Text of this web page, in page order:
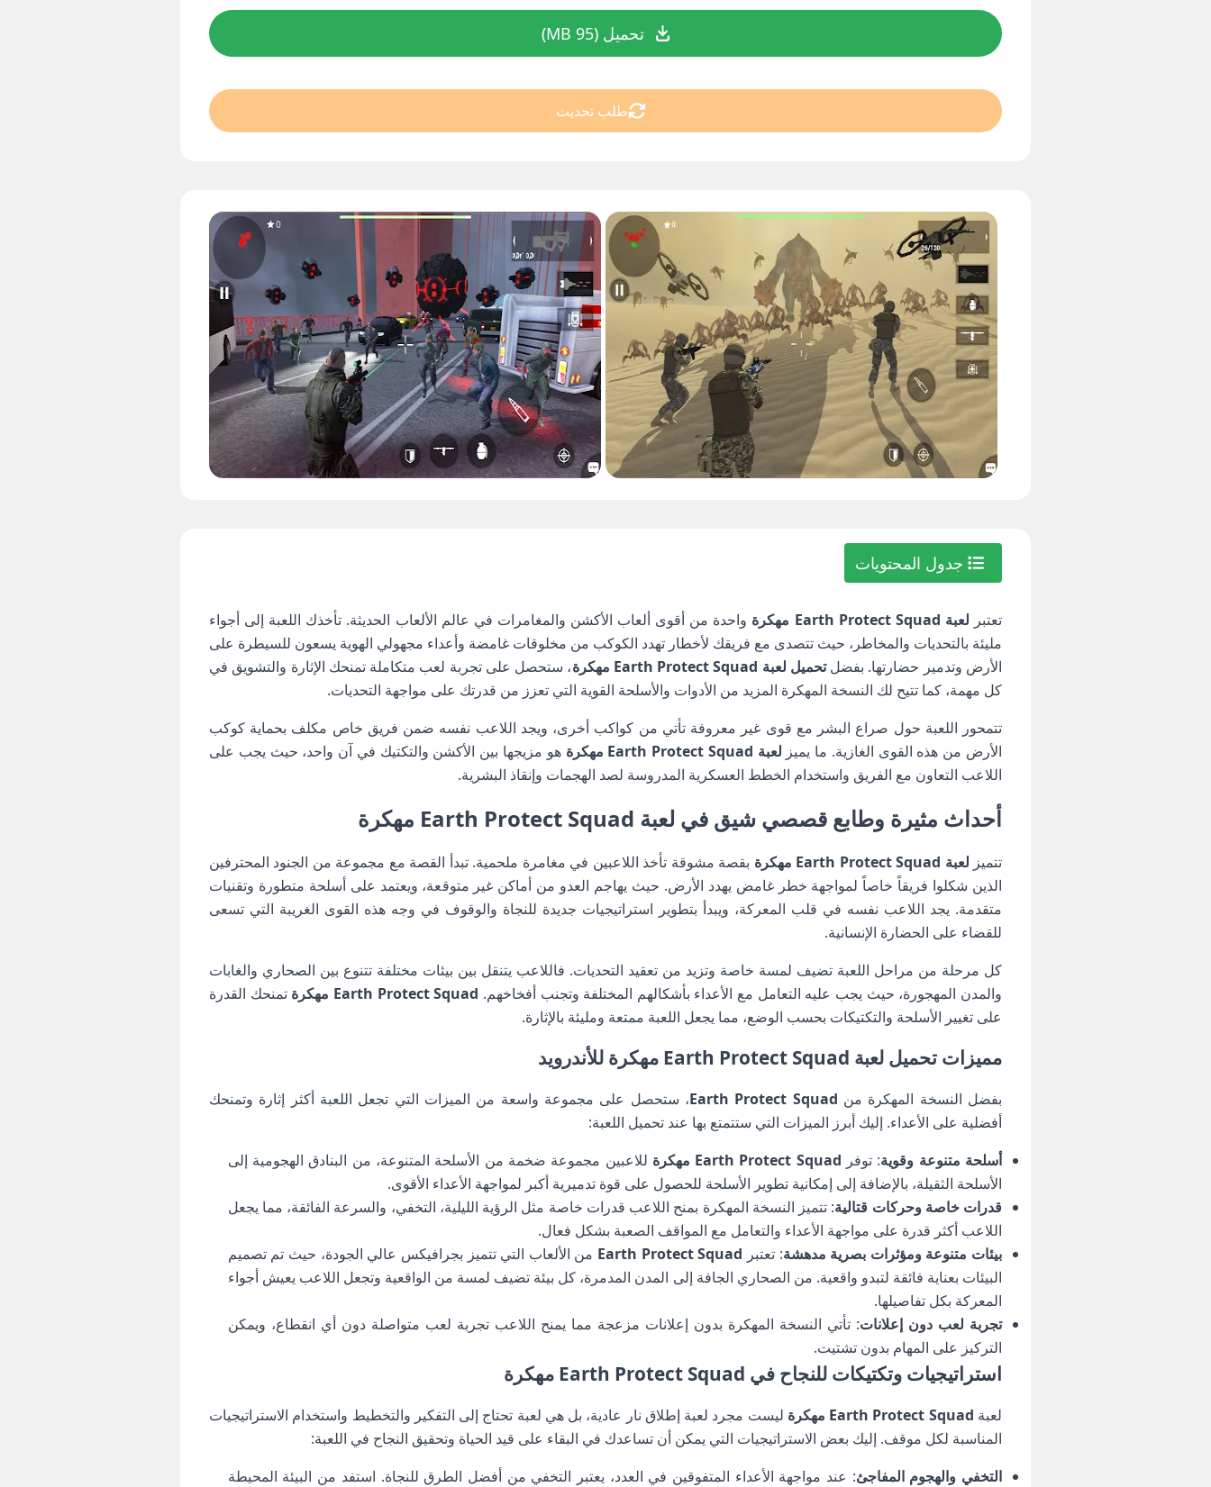
تحميل (95 MB)
طلب تحديث
جدول المحتويات
تعتبر لعبة Earth Protect Squad مهكرة
واحدة من أقوى ألعاب الأكشن والمغامرات في عالم الألعاب الحديثة. تأخذك اللعبة إلى أجواء
مليئة بالتحديات والمخاطر، حيث تتصدى مع فريقك لأخطار تهدد الكوكب من مخلوقات غامضة وأعداء مجهولي الهوية يسعون للسيطرة على
الأرض وتدمير حضارتها. بفضلتحميل لعبة Earth Protect Squad مهكرة
، ستحصل على تجربة لعب متكاملة تمنحك الإثارة والتشويق في
كل مهمة، كما تتيح لك النسخة المهكرة المزيد من الأدوات والأسلحة القوية التي تعزز من قدرتك على مواجهة التحديات.
تتمحور اللعبة حول صراع البشر مع قوى غير معروفة تأتي من كواكب أخرى، ويجد اللاعب نفسه ضمن فريق خاص مكلف بحماية كوكب
الأرض من هذه القوى الغازية. ما يميز لعبة Earth Protect Squad مهكرة
هو مزيجها بين الأكشن والتكتيك في آن واحد، حيث يجب على
اللاعب التعاون مع الفريق واستخدام الخطط العسكرية المدروسة لصد الهجمات وإنقاذ البشرية.
أحداث مثيرة وطابع قصصي شيق في لعبة Earth Protect Squad مهكرة
تتميز لعبة Earth Protect Squad مهكرة
بقصة مشوقة تأخذ اللاعبين في مغامرة ملحمية. تبدأ القصة مع مجموعة من الجنود المحترفين
الذين شكلوا فريقاً خاصاً لمواجهة خطر غامض يهدد الأرض. حيث يهاجم العدو من أماكن غير متوقعة، ويعتمد على أسلحة متطورة وتقنيات
متقدمة. يجد اللاعب نفسه في قلب المعركة، ويبدأ بتطوير استراتيجيات جديدة للنجاة والوقوف في وجه هذه القوى الغريبة التي تسعى
للقضاء على الحضارة الإنسانية.
كل مرحلة من مراحل اللعبة تضيف لمسة خاصة وتزيد من تعقيد التحديات. فاللاعب يتنقل بين بيئات مختلفة تتنوع بين الصحاري والغابات
والمدن المهجورة، حيث يجب عليه التعامل مع الأعداء بأشكالهم المختلفة وتجنب أفخاخهم. Earth Protect Squad مهكرة
تمنحك القدرة
على تغيير الأسلحة والتكتيكات بحسب الوضع، مما يجعل اللعبة ممتعة ومليئة بالإثارة.
مميزات تحميل لعبة Earth Protect Squad مهكرة للأندرويد
بفضل النسخة المهكرة من Earth Protect Squad، ستحصل على مجموعة واسعة من الميزات التي تجعل اللعبة أكثر إثارة وتمنحك
أفضلية على الأعداء. إليك أبرز الميزات التي ستتمتع بها عند تحميل اللعبة:
أسلحة متنوعة وقوية: توفر Earth Protect Squad مهكرة
للاعبين مجموعة ضخمة من الأسلحة المتنوعة، من البنادق الهجومية إلى
الأسلحة الثقيلة، بالإضافة إلى إمكانية تطوير الأسلحة للحصول على قوة تدميرية أكبر لمواجهة الأعداء الأقوى.
قدرات خاصة وحركات قتالية: تتميز النسخة المهكرة بمنح اللاعب قدرات خاصة مثل الرؤية الليلية، التخفي، والسرعة الفائقة، مما يجعل
اللاعب أكثر قدرة على مواجهة الأعداء والتعامل مع المواقف الصعبة بشكل فعال.
بيئات متنوعة ومؤثرات بصرية مدهشة: تعتبر Earth Protect Squad من الألعاب التي تتميز بجرافيكس عالي الجودة، حيث تم تصميم
البيئات بعناية فائقة لتبدو واقعية. من الصحاري الجافة إلى المدن المدمرة، كل بيئة تضيف لمسة من الواقعية وتجعل اللاعب يعيش أجواء
المعركة بكل تفاصيلها.
تجربة لعب دون إعلانات: تأتي النسخة المهكرة بدون إعلانات مزعجة مما يمنح اللاعب تجربة لعب متواصلة دون أي انقطاع، ويمكن
التركيز على المهام بدون تشتيت.
استراتيجيات وتكتيكات للنجاح في Earth Protect Squad مهكرة
لعبة Earth Protect Squad مهكرة
ليست مجرد لعبة إطلاق نار عادية، بل هي لعبة تحتاج إلى التفكير والتخطيط واستخدام الاستراتيجيات
المناسبة لكل موقف. إليك بعض الاستراتيجيات التي يمكن أن تساعدك في البقاء على قيد الحياة وتحقيق النجاح في اللعبة:
التخفي والهجوم المفاجئ: عند مواجهة الأعداء المتفوقين في العدد، يعتبر التخفي من أفضل الطرق للنجاة. استفد من البيئة المحيطة